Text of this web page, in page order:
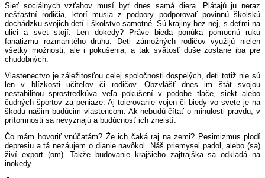
Sieť sociálnych vzťahov musí byť dnes samá diera. Plátajú ju neraz
nešťastní rodičia, ktorí musia z podpory podporovať povinnú školskú
dochádzku svojich detí i školstvo samotné. Sú krajiny bez nej, s deťmi na
ulici a svet stojí. Len dokedy? Práve bieda ponúka pomocnú ruku
fanatizmu rozmanitého druhu. Deti zámožných rodičov využijú nielen
všetky možnosti, ale i pokušenia, a tak svätosť duše zostane iba pre
chudobných.
Vlastenectvo je záležitosťou celej spoločnosti dospelých, deti totiž nie sú
len v blízkosti učiteľov či rodičov. Obzvlášť dnes im štát svojou
nestabilitou sprostredkúva veľa pokušení v podobe tlače, siekt alebo
čudných športov za peniaze. Aj tolerovanie vojen či biedy vo svete je na
škodu našim budúcim vlastencom. Ak nebudú čítať o minulosti pravdu, v
prítomnosti sa nevyznajú a budúcnosť ich zneistí.
Čo mám hovoriť vnúčatám? Že ich čaká raj na zemi? Pesimizmus plodí
depresiu a tá nezáujem o dianie navôkol. Náš priemysel padol, alebo (sa)
živí export (om). Takže budovanie krajšieho zajtrajška sa odkladá na
inokedy.